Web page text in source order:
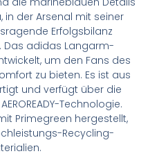
in der Arsenal mit seiner
Erfolgsbilanz
Das adidas Langarm-
um den Fans des
zu bieten. Es ist aus
und verfügt über die
Technologie.
Primegreen hergestellt,
Recycling-